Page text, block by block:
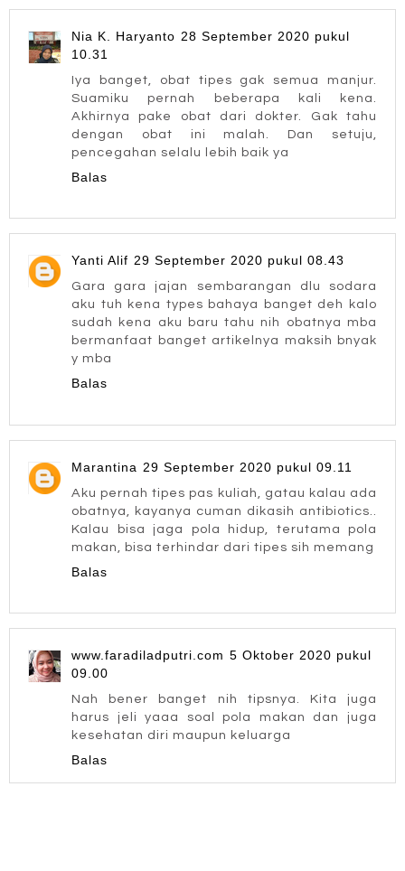
Nia K. Haryanto 28 September 2020 pukul
10.31
Iya banget, obat tipes gak semua manjur.
Suamiku pernah beberapa kali kena.
Akhirnya pake obat dari dokter. Gak tahu
dengan obat ini malah. Dan setuju,
pencegahan selalu lebih baik ya
Balas
Yanti Alif 29 September 2020 pukul 08.43
Gara gara jajan sembarangan dlu sodara
aku tuh kena types bahaya banget deh kalo
sudah kena aku baru tahu nih obatnya mba
bermanfaat banget artikelnya maksih bnyak
y mba
Balas
Marantina 29 September 2020 pukul 09.11
Aku pernah tipes pas kuliah, gatau kalau ada
obatnya, kayanya cuman dikasih antibiotics..
Kalau bisa jaga pola hidup, terutama pola
makan, bisa terhindar dari tipes sih memang
Balas
www.faradiladputri.com 5 Oktober 2020 pukul
09.00
Nah bener banget nih tipsnya. Kita juga
harus jeli yaaa soal pola makan dan juga
kesehatan diri maupun keluarga
Balas